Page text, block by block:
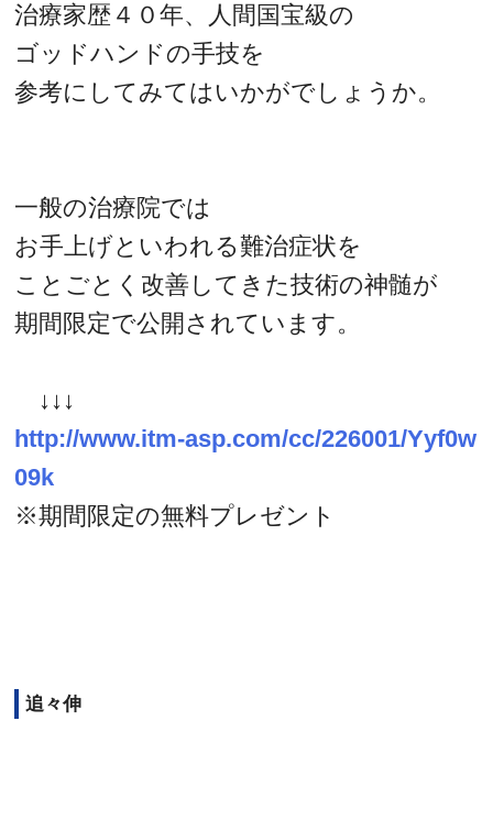
治療家歴４０年、人間国宝級の
ゴッドハンドの手技を
参考にしてみてはいかがでしょうか。
一般の治療院では
お手上げといわれる難治症状を
ことごとく改善してきた技術の神髄が
期間限定で公開されています。
↓↓↓
http://www.itm-asp.com/cc/226001/Yyf0w
09k
※期間限定の無料プレゼント
追々伸